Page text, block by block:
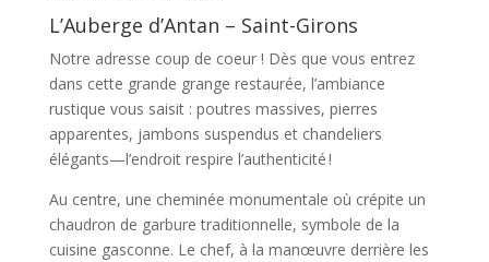
L’Auberge d’Antan – Saint-Girons
Notre adresse coup de coeur ! Dès que vous entrez
dans cette grande grange restaurée, l’ambiance
rustique vous saisit : poutres massives, pierres
apparentes, jambons suspendus et chandeliers
élégants—l’endroit respire l’authenticité !
Au centre, une cheminée monumentale où crépite un
chaudron de garbure traditionnelle, symbole de la
cuisine gasconne. Le chef, à la manœuvre derrière les